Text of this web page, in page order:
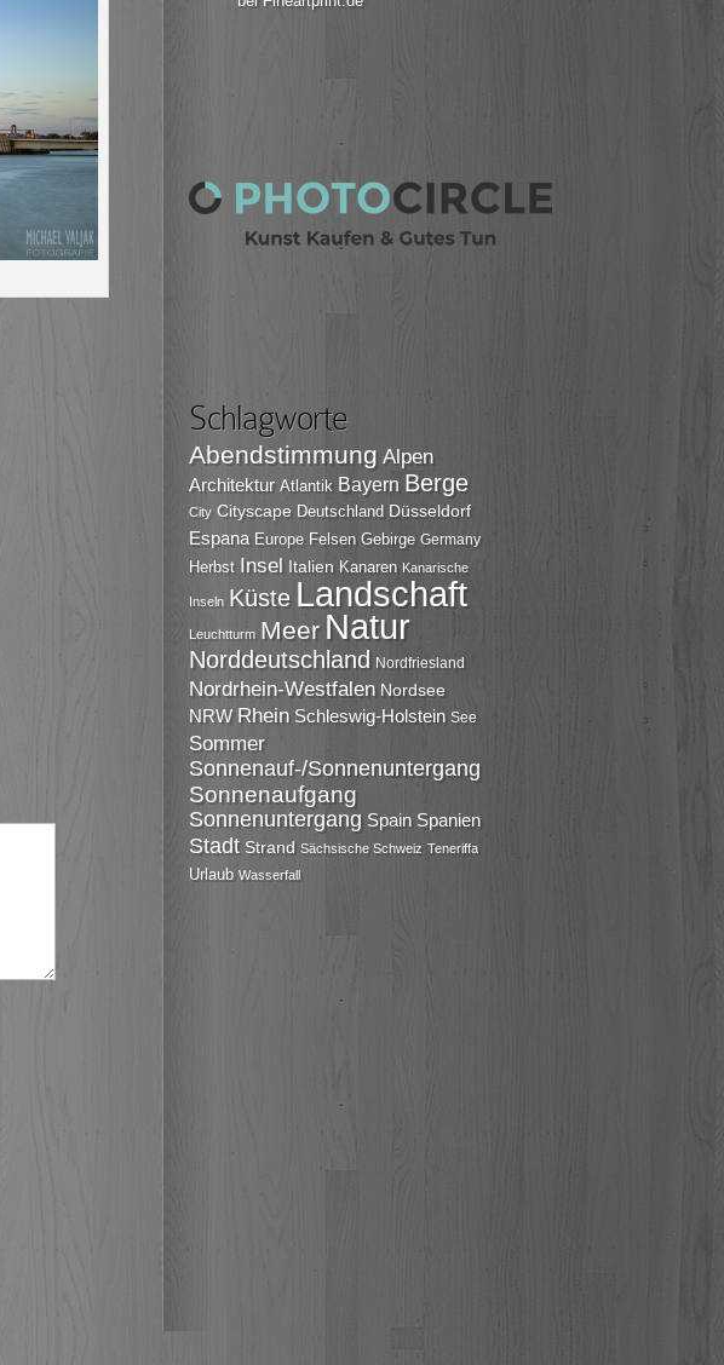
Schlagworte
Abendstimmung Alpen
Architektur Atlantik Bayern Berge
City Cityscape Deutschland Düsseldorf
Espana Europe Felsen Gebirge Germany
Herbst Insel Italien Kanaren Kanarische
Inseln Küste Landschaft
Leuchtturm Meer Natur
Norddeutschland Nordfriesland
Nordrhein-Westfalen Nordsee
NRW Rhein Schleswig-Holstein See
Sommer
Sonnenauf-/Sonnenuntergang
Sonnenaufgang
Sonnenuntergang Spain Spanien
Stadt Strand Sächsische Schweiz Teneriffa
Urlaub Wasserfall